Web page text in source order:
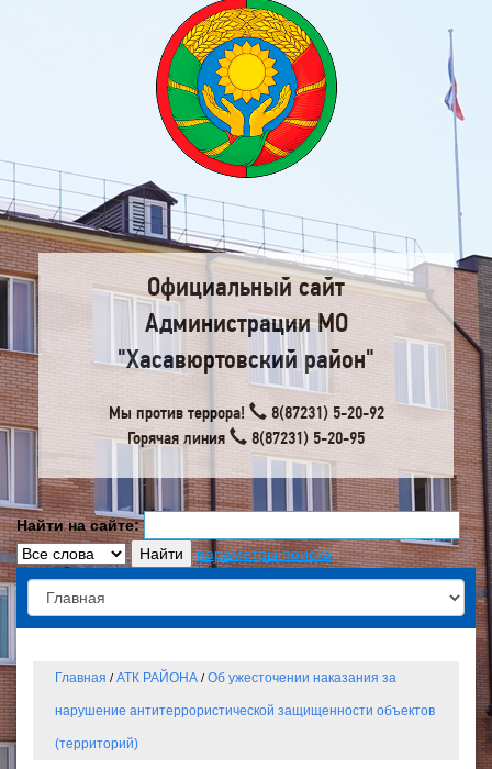
Официальный сайт
Администрации МО
"Хасавюртовский район"
Мы против террора!
8(87231) 5-20-92
Горячая линия
8(87231) 5-20-95
Найти на сайте:
параметры поиска
Главная / АТК РАЙОНА / Об ужесточении наказания за
нарушение антитеррористической защищенности объектов
(территорий)